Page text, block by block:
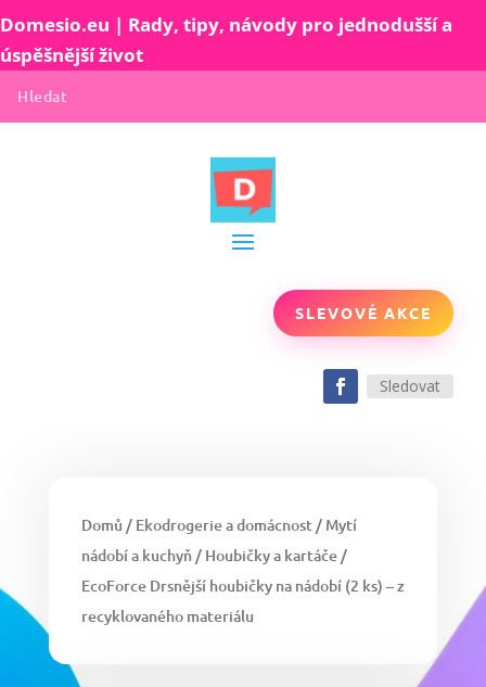
Domesio.eu | Rady, tipy, návody pro jednodušší a
úspěšnější život
SLEVOVÉ AKCE
Sledovat
Domů / Ekodrogerie a domácnost/ Mytí
nádobí a kuchyň/ Houbičky a kartáče/
EcoForce Drsnější houbičky na nádobí (2 ks) – z
recyklovaného materiálu